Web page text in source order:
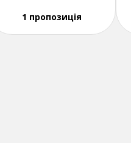
1 пропозиція